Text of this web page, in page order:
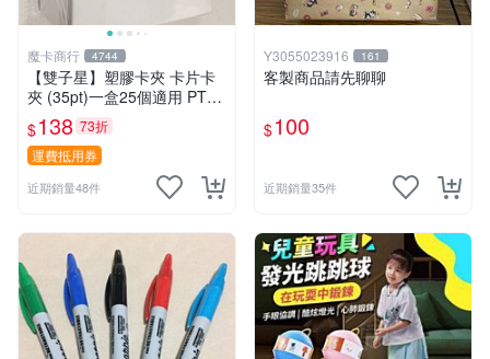
魔卡商行 4744
【雙子星】塑膠卡夾 卡片卡
夾 (35pt)一盒25個適用 PTC
G 寶可夢 遊戲王 界線超越典
藏包 忍者飛旋
$138 73折
運費抵用券
近期銷量48件
Y3055023916 161
客製商品請先聊聊
$100
近期銷量35件